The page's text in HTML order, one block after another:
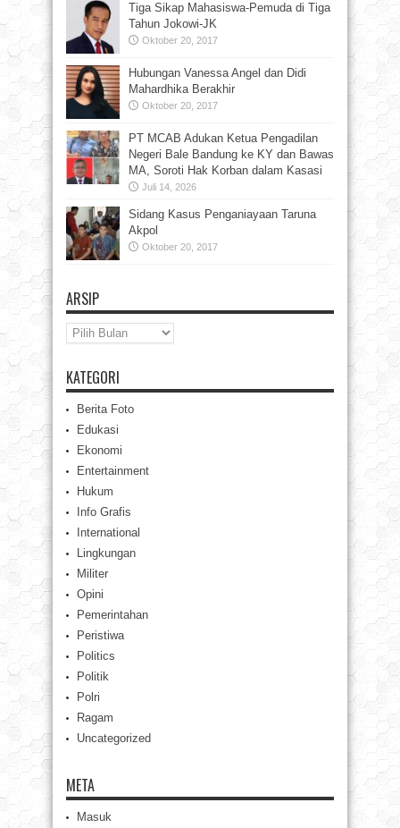
Tiga Sikap Mahasiswa-Pemuda di Tiga
Tahun Jokowi-JK
Oktober 20, 2017
Hubungan Vanessa Angel dan Didi
Mahardhika Berakhir
Oktober 20, 2017
PT MCAB Adukan Ketua Pengadilan
Negeri Bale Bandung ke KY dan Bawas
MA, Soroti Hak Korban dalam Kasasi
Juli 14, 2026
Sidang Kasus Penganiayaan Taruna
Akpol
Oktober 20, 2017
ARSIP
Arsip
KATEGORI
Berita Foto
Edukasi
Ekonomi
Entertainment
Hukum
Info Grafis
International
Lingkungan
Militer
Opini
Pemerintahan
Peristiwa
Politics
Politik
Polri
Ragam
Uncategorized
META
Masuk